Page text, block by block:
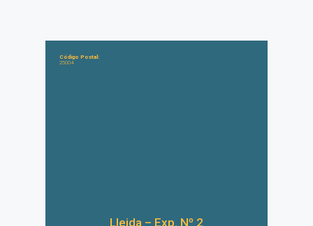
Código Postal:
25004
Lleida – Exp. Nº 2